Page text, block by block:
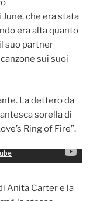
che era stata
era alta quanto
suo partner
sui suoi
La dettero da
sorella di
Ring of Fire”.
Anita Carter e la